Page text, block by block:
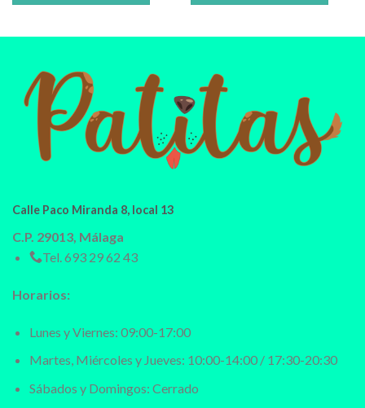
Calle Paco Miranda 8, local 13
C.P. 29013, Málaga
Tel.693 29 62 43
Horarios:
Lunes y Viernes: 09:00-17:00
Martes, Miércoles y Jueves: 10:00-14:00 / 17:30-20:30
Sábados y Domingos: Cerrado